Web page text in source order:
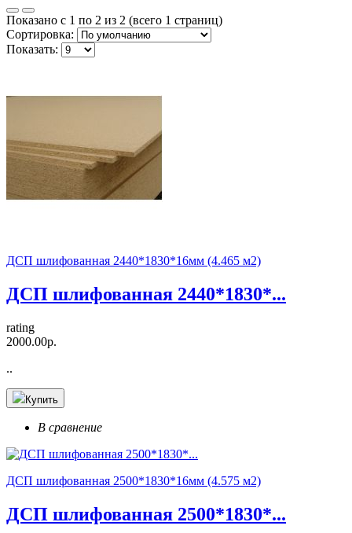
Показано с 1 по 2 из 2 (всего 1 страниц)
Сортировка:
Показать:
ДСП шлифованная 2440*1830*16мм (4.465 м2)
ДСП шлифованная 2440*1830*...
rating
2000.00р.
..
Купить
В сравнение
ДСП шлифованная 2500*1830*16мм (4.575 м2)
ДСП шлифованная 2500*1830*...